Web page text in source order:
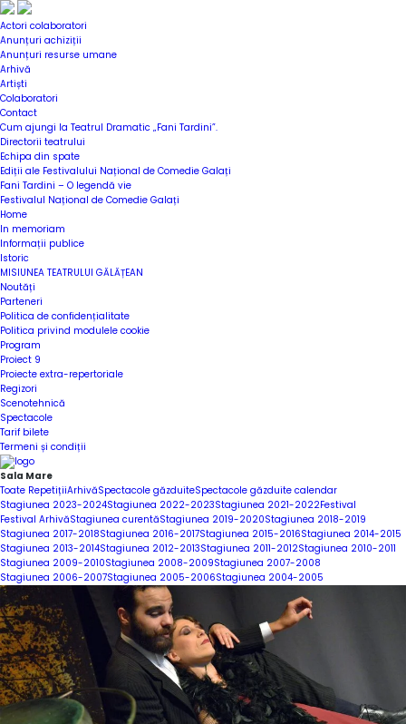
Actori colaboratori
Anunțuri achiziții
Anunțuri resurse umane
Arhivă
Artiști
Colaboratori
Contact
Cum ajungi la Teatrul Dramatic „Fani Tardini”.
Directorii teatrului
Echipa din spate
Ediții ale Festivalului Național de Comedie Galați
Fani Tardini – O legendă vie
Festivalul Național de Comedie Galați
Home
In memoriam
Informații publice
Istoric
MISIUNEA TEATRULUI GĂLĂȚEAN
Noutăți
Parteneri
Politica de confidențialitate
Politica privind modulele cookie
Program
Proiect 9
Proiecte extra-repertoriale
Regizori
Scenotehnică
Spectacole
Tarif bilete
Termeni și condiții
Sala Mare
Toate RepetițiiArhivăSpectacole găzduiteSpectacole găzduite calendar
Stagiunea 2023-2024Stagiunea 2022-2023Stagiunea 2021-2022Festival
Festival ArhivăStagiunea curentăStagiunea 2019-2020Stagiunea 2018-2019
Stagiunea 2017-2018Stagiunea 2016-2017Stagiunea 2015-2016Stagiunea 2014-2015
Stagiunea 2013-2014Stagiunea 2012-2013Stagiunea 2011-2012Stagiunea 2010-2011
Stagiunea 2009-2010Stagiunea 2008-2009Stagiunea 2007-2008
Stagiunea 2006-2007Stagiunea 2005-2006Stagiunea 2004-2005